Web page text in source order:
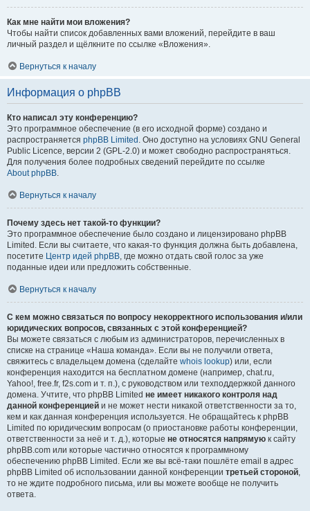
Как мне найти мои вложения?
Чтобы найти список добавленных вами вложений, перейдите в ваш
личный раздел и щёлкните по ссылке «Вложения».
Вернуться к началу
Информация о phpBB
Кто написал эту конференцию?
Это программное обеспечение (в его исходной форме) создано и
распространяется phpBB Limited . Оно доступно на условиях GNU General
Public Licence, версии 2 (GPL-2.0) и может свободно распространяться.
Для получения более подробных сведений перейдите по ссылке
About phpBB.
Вернуться к началу
Почему здесь нет такой-то функции?
Это программное обеспечение было создано и лицензировано phpBB
Limited. Если вы считаете, что какая-то функция должна быть добавлена,
посетите Центр идей phpBB, где можно отдать свой голос за уже
поданные идеи или предложить собственные.
Вернуться к началу
С кем можно связаться по вопросу некорректного использования и/или
юридических вопросов, связанных с этой конференцией?
Вы можете связаться с любым из администраторов, перечисленных в
списке на странице «Наша команда». Если вы не получили ответа,
свяжитесь с владельцем домена (сделайте whois lookup) или, если
конференция находится на бесплатном домене (например, chat.ru,
Yahoo!, free.fr, f2s.com и т. п.), с руководством или техподдержкой данного
домена. Учтите, что phpBB Limited не имеет никакого контроля над
данной конференцией и не может нести никакой ответственности за то,
кем и как данная конференция используется. Не обращайтесь к phpBB
Limited по юридическим вопросам (о приостановке работы конференции,
ответственности за неё и т. д.), которые не относятся напрямую к сайту
phpBB.com или которые частично относятся к программному
обеспечению phpBB Limited. Если же вы всё-таки пошлёте email в адрес
phpBB Limited об использовании данной конференции третьей стороной,
то не ждите подробного письма, или вы можете вообще не получить
ответа.